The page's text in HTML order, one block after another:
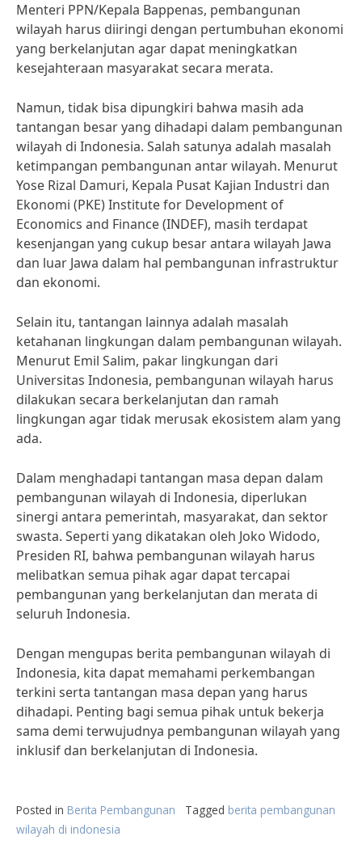
Menteri PPN/Kepala Bappenas, pembangunan
wilayah harus diiringi dengan pertumbuhan ekonomi
yang berkelanjutan agar dapat meningkatkan
kesejahteraan masyarakat secara merata.
Namun, tidak bisa dipungkiri bahwa masih ada
tantangan besar yang dihadapi dalam pembangunan
wilayah di Indonesia. Salah satunya adalah masalah
ketimpangan pembangunan antar wilayah. Menurut
Yose Rizal Damuri, Kepala Pusat Kajian Industri dan
Ekonomi (PKE) Institute for Development of
Economics and Finance (INDEF), masih terdapat
kesenjangan yang cukup besar antara wilayah Jawa
dan luar Jawa dalam hal pembangunan infrastruktur
dan ekonomi.
Selain itu, tantangan lainnya adalah masalah
ketahanan lingkungan dalam pembangunan wilayah.
Menurut Emil Salim, pakar lingkungan dari
Universitas Indonesia, pembangunan wilayah harus
dilakukan secara berkelanjutan dan ramah
lingkungan agar tidak merusak ekosistem alam yang
ada.
Dalam menghadapi tantangan masa depan dalam
pembangunan wilayah di Indonesia, diperlukan
sinergi antara pemerintah, masyarakat, dan sektor
swasta. Seperti yang dikatakan oleh Joko Widodo,
Presiden RI, bahwa pembangunan wilayah harus
melibatkan semua pihak agar dapat tercapai
pembangunan yang berkelanjutan dan merata di
seluruh Indonesia.
Dengan mengupas berita pembangunan wilayah di
Indonesia, kita dapat memahami perkembangan
terkini serta tantangan masa depan yang harus
dihadapi. Penting bagi semua pihak untuk bekerja
sama demi terwujudnya pembangunan wilayah yang
inklusif dan berkelanjutan di Indonesia.
Posted in Berita Pembangunan Tagged berita pembangunan
wilayah di indonesia